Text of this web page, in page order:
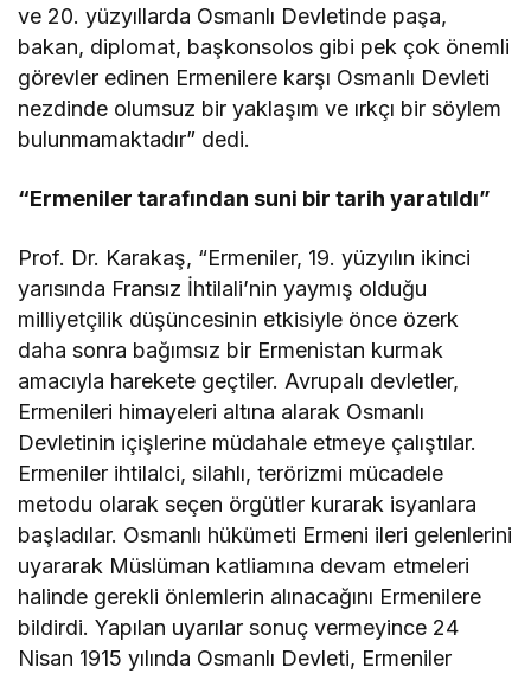
ve 20. yüzyıllarda Osmanlı Devletinde paşa,
bakan, diplomat, başkonsolos gibi pek çok önemli
görevler edinen Ermenilere karşı Osmanlı Devleti
nezdinde olumsuz bir yaklaşım ve ırkçı bir söylem
bulunmamaktadır” dedi.
“Ermeniler tarafından suni bir tarih yaratıldı”
Prof. Dr. Karakaş, “Ermeniler, 19. yüzyılın ikinci
yarısında Fransız İhtilali’nin yaymış olduğu
milliyetçilik düşüncesinin etkisiyle önce özerk
daha sonra bağımsız bir Ermenistan kurmak
amacıyla harekete geçtiler. Avrupalı devletler,
Ermenileri himayeleri altına alarak Osmanlı
Devletinin içişlerine müdahale etmeye çalıştılar.
Ermeniler ihtilalci, silahlı, terörizmi mücadele
metodu olarak seçen örgütler kurarak isyanlara
başladılar. Osmanlı hükümeti Ermeni ileri gelenlerini
uyararak Müslüman katliamına devam etmeleri
halinde gerekli önlemlerin alınacağını Ermenilere
bildirdi. Yapılan uyarılar sonuç vermeyince 24
Nisan 1915 yılında Osmanlı Devleti, Ermeniler